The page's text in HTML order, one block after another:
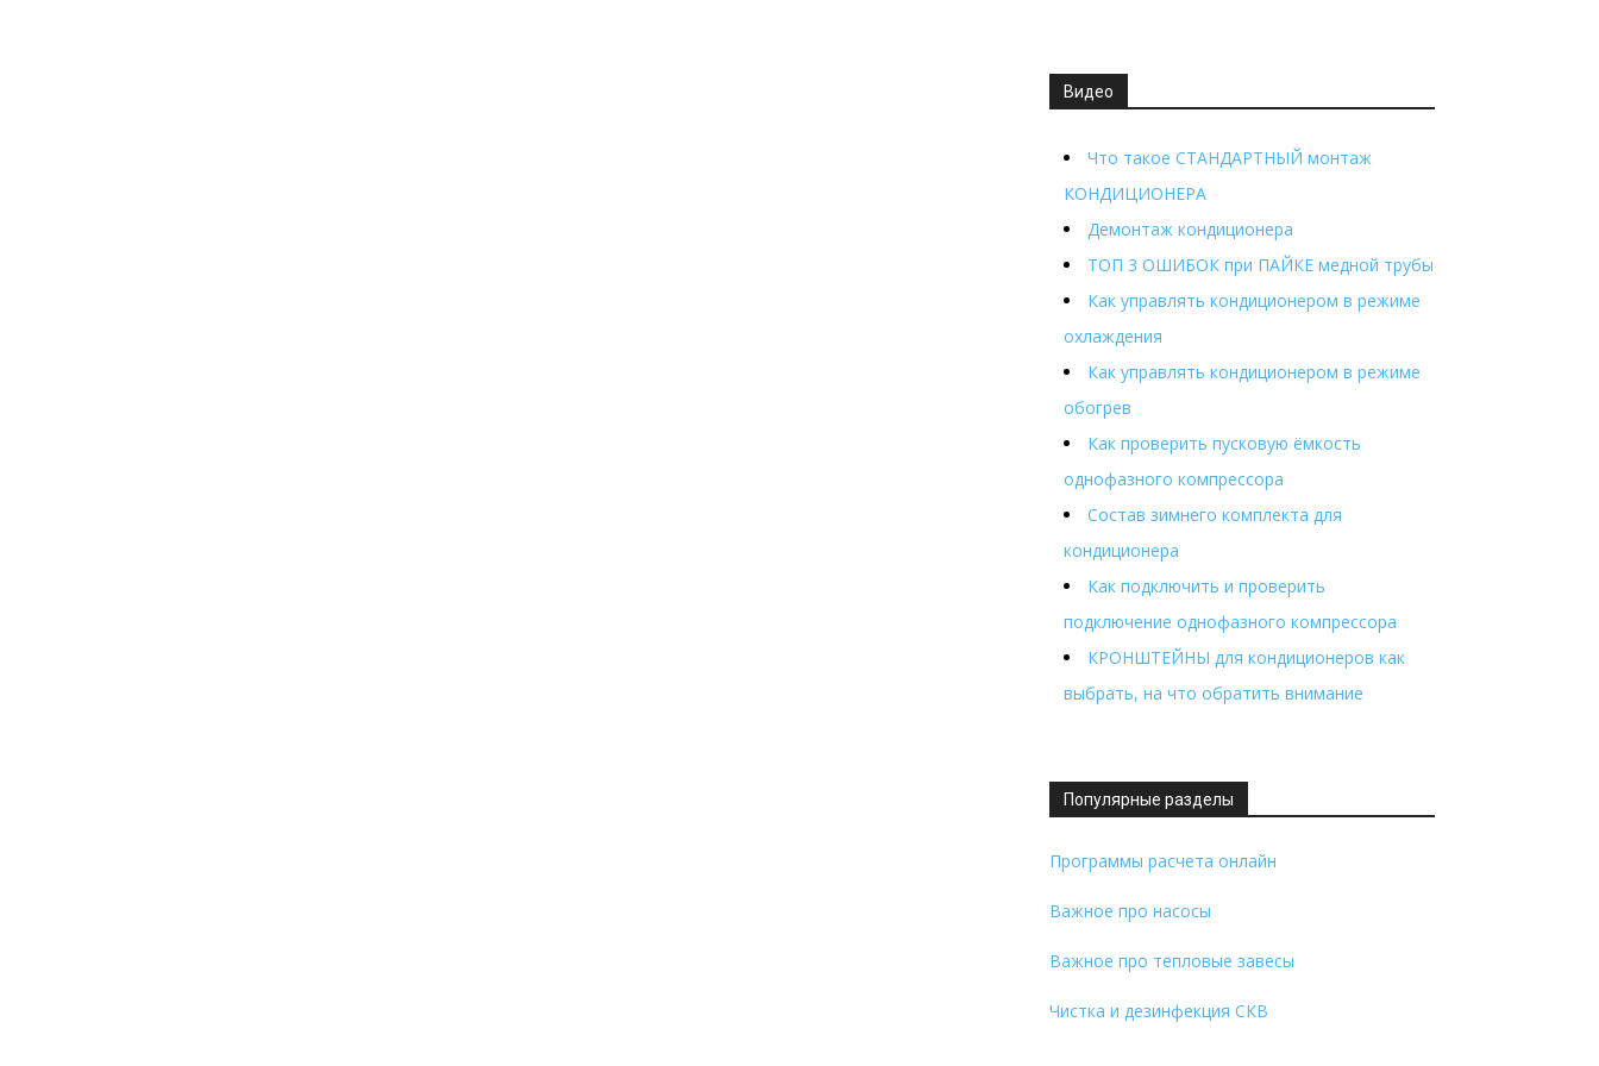
Видео
Что такое СТАНДАРТНЫЙ монтаж
КОНДИЦИОНЕРА
Демонтаж кондиционера
ТОП 3 ОШИБОК при ПАЙКЕ медной трубы
Как управлять кондиционером в режиме
охлаждения
Как управлять кондиционером в режиме
обогрев
Как проверить пусковую ёмкость
однофазного компрессора
Состав зимнего комплекта для
кондиционера
Как подключить и проверить
подключение однофазного компрессора
КРОНШТЕЙНЫ для кондиционеров как
выбрать, на что обратить внимание
Популярные разделы
Программы расчета онлайн
Важное про насосы
Важное про тепловые завесы
Чистка и дезинфекция СКВ